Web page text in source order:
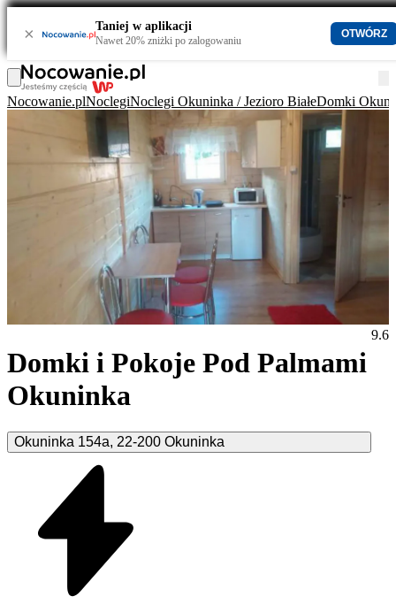
× Taniej w aplikacji
Nawet 20% zniżki po zalogowaniu
OTWÓRZ
Nocowanie.plNoclegiNoclegi Okuninka / Jezioro BiałeDomki
Domki i Pokoje Pod Palmami
Okuninka
Okuninka 154a, 22-200 Okuninka
9.6